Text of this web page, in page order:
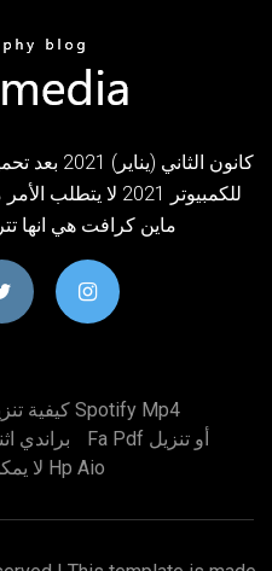
للكمبيوتر 2021 لا
كيفية تنزيل جميع الموسيقى من Spotify Mp4
براندي
Fa Pdf أو تنزيل
لا يمكن تنزيل ملف Hp Aio